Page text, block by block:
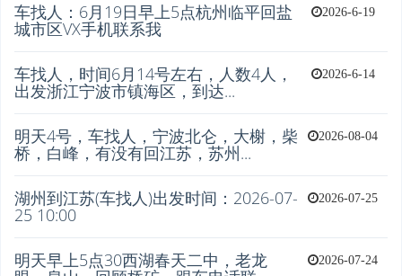
2026-6-19
车找人：6月19日早上5点杭州临平回盐
城市区VX手机联系我
2026-6-14
车找人，时间6月14号左右，人数4人，
出发浙江宁波市镇海区，到达...
2026-08-04
明天4号，车找人，宁波北仑，大榭，柴
桥，白峰，有没有回江苏，苏州...
2026-07-25
湖州到江苏(车找人)出发时间：2026-07-
25 10:00
2026-07-24
明天早上5点30西湖春天二中，老龙